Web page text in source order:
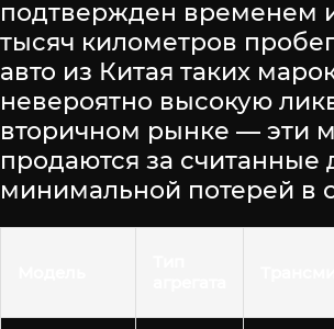
подтвержден временем
тысяч километров
авто из Китая таких
невероятно высокую
вторичном рынке — эти
продаются за считанные
минимальной потерей в